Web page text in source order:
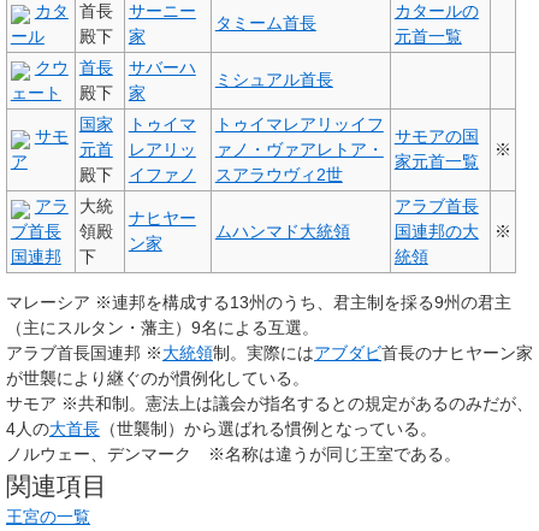
カタ
ール
首長
殿下
サーニー
家
タミーム首長
カタールの
元首一覧
クウ
ェート
首長
殿下
サバーハ
家
ミシュアル首長
サモ
ア
国家
元首
殿下
トゥイマ
レアリッ
イファノ
トゥイマレアリッイフ
ァノ・ヴァアレトア・
スアラウヴィ2世
サモアの国
家元首一覧
※
アラ
ブ首長
国連邦
大統
領殿
下
ナヒヤー
ン家
ムハンマド大統領
アラブ首長
国連邦の大
統領
※
マレーシア ※連邦を構成する13州のうち、君主制を採る9州の君主
（主にスルタン・藩主）9名による互選。
アラブ首長国連邦 ※大統領制。実際にはアブダビ首長のナヒヤーン家
が世襲により継ぐのが慣例化している。
サモア ※共和制。憲法上は議会が指名するとの規定があるのみだが、
4人の大首長 （世襲制）から選ばれる慣例となっている。
ノルウェー、デンマーク ※名称は違うが同じ王室である。
関連項目
王宮の一覧